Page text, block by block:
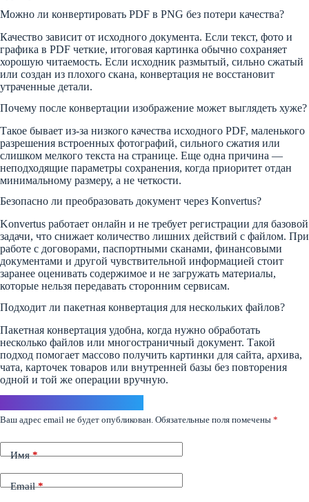
Можно ли конвертировать PDF в PNG без потери качества?
Качество зависит от исходного документа. Если текст, фото и
графика в PDF четкие, итоговая картинка обычно сохраняет
хорошую читаемость. Если исходник размытый, сильно сжатый
или создан из плохого скана, конвертация не восстановит
утраченные детали.
Почему после конвертации изображение может выглядеть хуже?
Такое бывает из-за низкого качества исходного PDF, маленького
разрешения встроенных фотографий, сильного сжатия или
слишком мелкого текста на странице. Еще одна причина —
неподходящие параметры сохранения, когда приоритет отдан
минимальному размеру, а не четкости.
Безопасно ли преобразовать документ через Konvertus?
Konvertus работает онлайн и не требует регистрации для базовой
задачи, что снижает количество лишних действий с файлом. При
работе с договорами, паспортными сканами, финансовыми
документами и другой чувствительной информацией стоит
заранее оценивать содержимое и не загружать материалы,
которые нельзя передавать сторонним сервисам.
Подходит ли пакетная конвертация для нескольких файлов?
Пакетная конвертация удобна, когда нужно обработать
несколько файлов или многостраничный документ. Такой
подход помогает массово получить картинки для сайта, архива,
чата, карточек товаров или внутренней базы без повторения
одной и той же операции вручную.
Ваш адрес email не будет опубликован. Обязательные поля помечены *
Имя*
Email*